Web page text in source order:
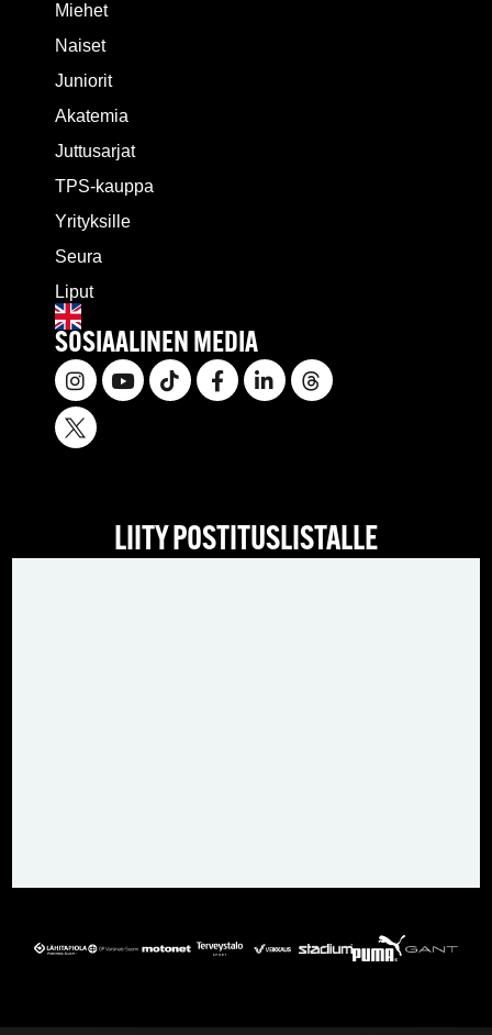
Miehet
Naiset
Juniorit
Akatemia
Juttusarjat
TPS-kauppa
Yrityksille
Seura
Liput
SOSIAALINEN MEDIA
LIITY POSTITUSLISTALLE